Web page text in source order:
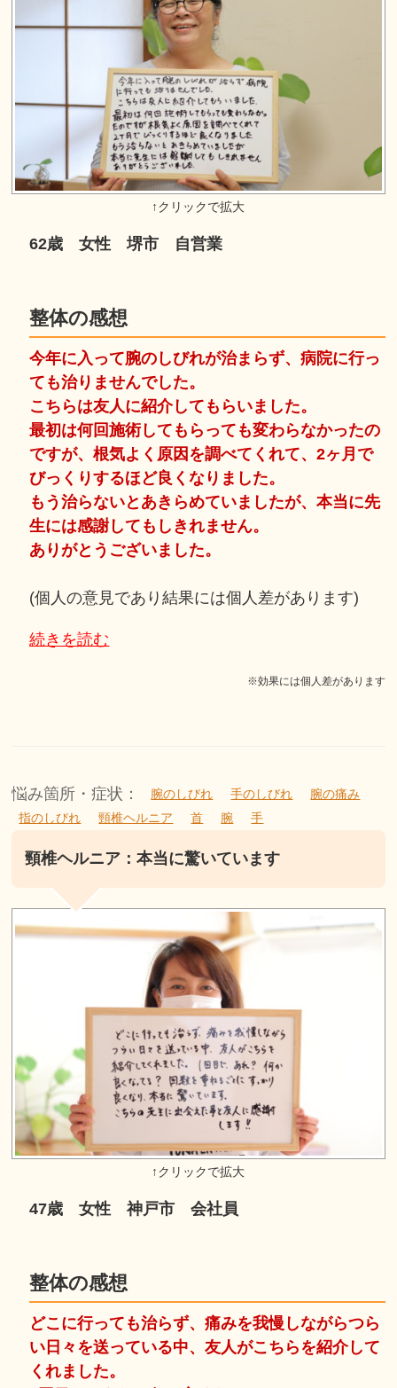
62歳 女性 堺市 自営業
整体の感想
今年に入って腕のしびれが治まらず、病院に行っ
ても治りませんでした。
こちらは友人に紹介してもらいました。
最初は何回施術してもらっても変わらなかったの
ですが、根気よく原因を調べてくれて、2ヶ月で
びっくりするほど良くなりました。
もう治らないとあきらめていましたが、本当に先
生には感謝してもしきれません。
ありがとうございました。
(個人の意見であり結果には個人差があります)
続きを読む
※効果には個人差があります
悩み箇所・症状： 腕のしびれ 手のしびれ
腕の痛み
指のしびれ
頸椎ヘルニア 首 腕 手
頸椎ヘルニア：本当に驚いています
47歳 女性 神戸市 会社員
整体の感想
どこに行っても治らず、痛みを我慢しながらつら
い日々を送っている中、友人がこちらを紹介して
くれました。